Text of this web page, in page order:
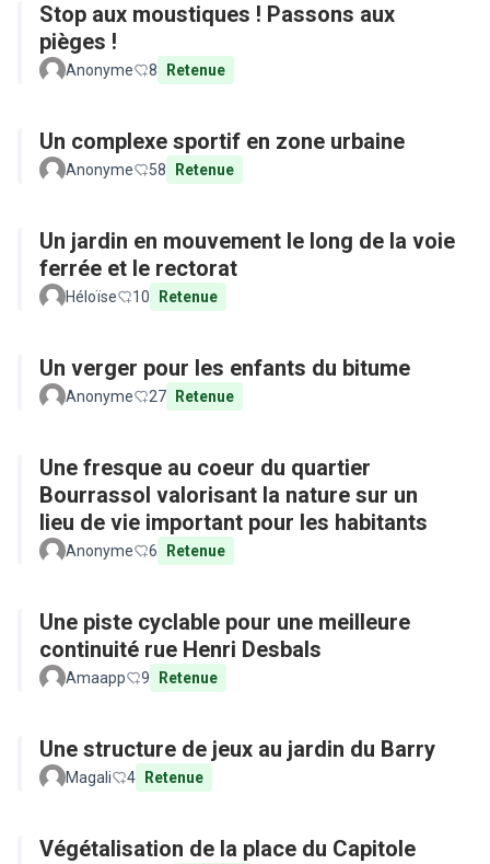
Stop aux moustiques ! Passons aux
pièges !
Anonyme 8 Retenue
Un complexe sportif en zone urbaine
Anonyme 58 Retenue
Un jardin en mouvement le long de la voie
ferrée et le rectorat
Héloïse 10 Retenue
Un verger pour les enfants du bitume
Anonyme 27 Retenue
Une fresque au coeur du quartier
Bourrassol valorisant la nature sur un
lieu de vie important pour les habitants
Anonyme 6 Retenue
Une piste cyclable pour une meilleure
continuité rue Henri Desbals
Amaapp 9 Retenue
Une structure de jeux au jardin du Barry
Magali 4 Retenue
Végétalisation de la place du Capitole